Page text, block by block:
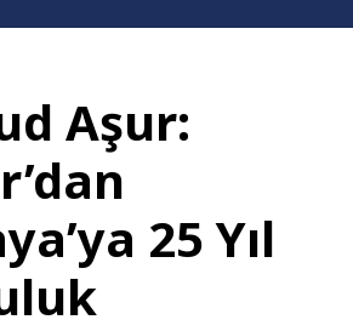
Aşur:
25 Yıl